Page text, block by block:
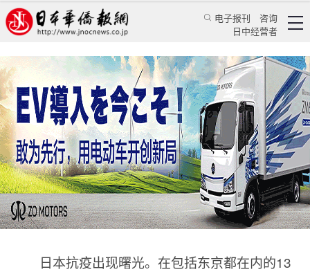
电子报刊
咨询
日中经营者
日本紧急事态月评述之二十三
后新冠时代，再做一次把握自己
蒋丰 华人新闻 文化风采
日本新华侨报 2020/5/20 11:07:17
日本抗疫出现曙光。在包括东京都在内的13